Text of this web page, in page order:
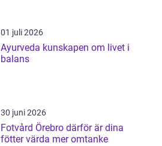
01 juli 2026
Ayurveda kunskapen om livet i
balans
30 juni 2026
Fotvård Örebro därför är dina
fötter värda mer omtanke